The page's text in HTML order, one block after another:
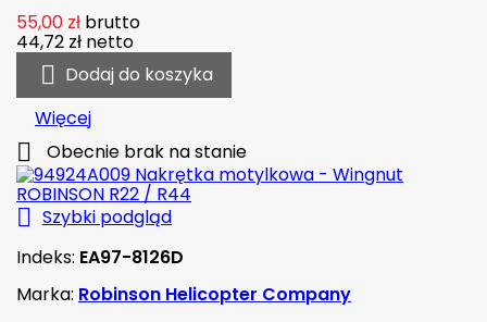
55,00 zł brutto
44,72 zł netto
 Dodaj do koszyka
Więcej
 Obecnie brak na stanie
 Szybki podgląd
Indeks: EA97-8126D
Marka: Robinson Helicopter Company